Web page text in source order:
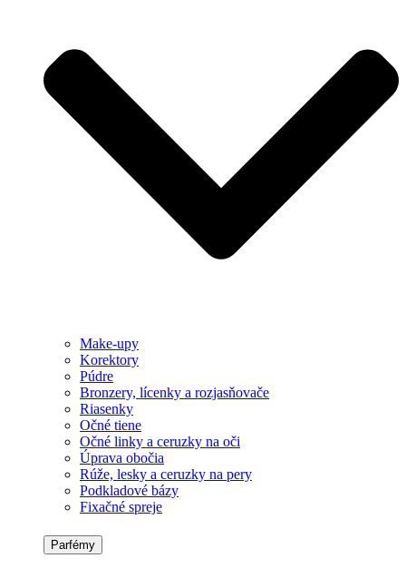
Make-upy
Korektory
Púdre
Bronzery, lícenky a rozjasňovače
Riasenky
Očné tiene
Očné linky a ceruzky na oči
Úprava obočia
Rúže, lesky a ceruzky na pery
Podkladové bázy
Fixačné spreje
Parfémy